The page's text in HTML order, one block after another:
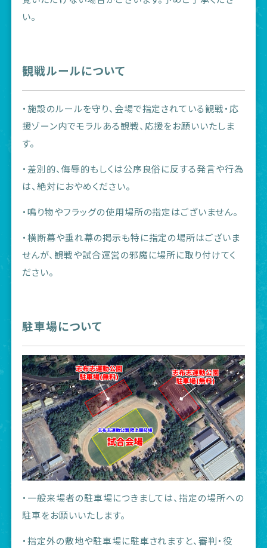
い。
観戦ルールについて
・施設のルールを守り、会場で指定されている観戦・応
援ゾーン内でモラルある観戦、応援をお願いいたしま
す。
・差別的、侮辱的もしくは公序良俗に反する発言や行為
は、絶対におやめください。
・鳴り物やフラッグの使用場所の指定はございません。
・横断幕や垂れ幕の掲示も特に指定の場所はございま
せんが、観戦や試合運営の邪魔に場所に取り付けてく
ださい。
駐車場について
・一般来場者の駐車場につきましては、指定の場所への
駐車をお願いいたします。
・指定外の敷地や駐車場に駐車されますと、審判・役